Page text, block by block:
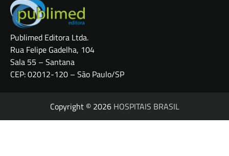
Publimed Editora Ltda.
Rua Felipe Gadelha, 104
Sala 55 – Santana
CEP: 02012-120 – São Paulo/SP
Copyright © 2026 HOSPITAIS BRASIL